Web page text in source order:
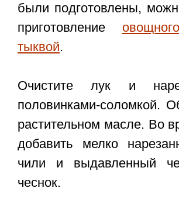
были подготовлены,
приготовление
тыквой.
Очистите лук и
половинками-соломкой.
растительном масле. Во
добавить мелко
чили и выдавленный
чеснок.